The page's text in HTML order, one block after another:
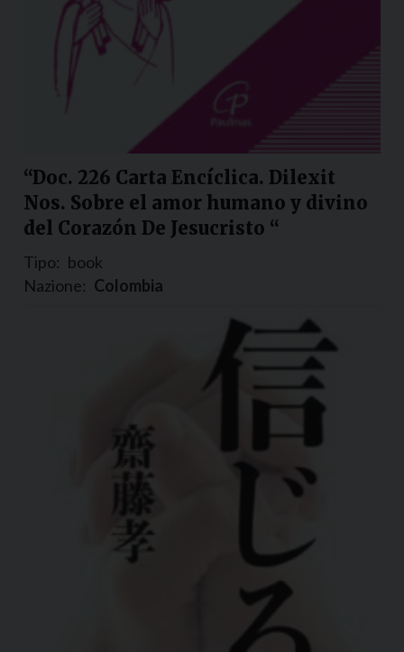
“Doc. 226 Carta Encíclica. Dilexit
Nos. Sobre el amor humano y divino
del Corazón De Jesucristo “
Tipo: book
Nazione: Colombia